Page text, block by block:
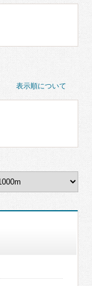
表示順について